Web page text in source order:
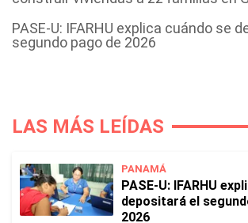
PASE-U: IFARHU explica cuándo se
segundo pago de 2026
LAS MÁS LEÍDAS
PANAMÁ
PASE-U: IFARHU
depositará el
2026